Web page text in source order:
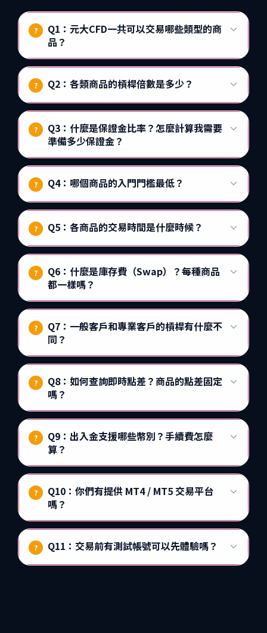
?
Q1：元大CFD一共可以交易哪些類型的商
品？
? Q2：各類商品的槓桿倍數是多少？
?
Q3：什麼是保證金比率？怎麼計算我需要
準備多少保證金？
? Q4：哪個商品的入門門檻最低？
? Q5：各商品的交易時間是什麼時候？
?
Q6：什麼是庫存費（Swap）？每種商品
都一樣嗎？
?
Q7：一般客戶和專業客戶的槓桿有什麼不
同？
?
Q8：如何查詢即時點差？商品的點差固定
嗎？
?
Q9：出入金支援哪些幣別？手續費怎麼
算？
?
Q10：你們有提供 MT4 / MT5 交易平台
嗎？
? Q11：交易前有測試帳號可以先體驗嗎？